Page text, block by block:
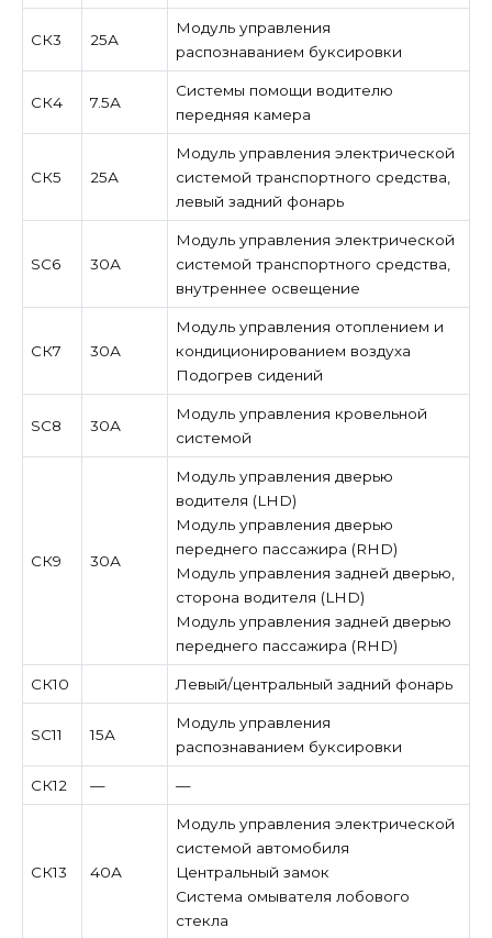
СК3 25А
Модуль управления
распознаванием буксировки
СК4 7.5А
Системы помощи водителю
передняя камера
СК5 25А
Модуль управления электрической
системой транспортного средства,
левый задний фонарь
SC6 30А
Модуль управления электрической
системой транспортного средства,
внутреннее освещение
СК7 30А
Модуль управления отоплением и
кондиционированием воздуха
Подогрев сидений
SC8 30А
Модуль управления кровельной
системой
СК9 30А
Модуль управления дверью
водителя (LHD)
Модуль управления дверью
переднего пассажира (RHD)
Модуль управления задней дверью,
сторона водителя (LHD)
Модуль управления задней дверью
переднего пассажира (RHD)
СК10 Левый/центральный задний фонарь
SC11 15А
Модуль управления
распознаванием буксировки
СК12 — —
СК13 40А
Модуль управления электрической
системой автомобиля
Центральный замок
Система омывателя лобового
стекла